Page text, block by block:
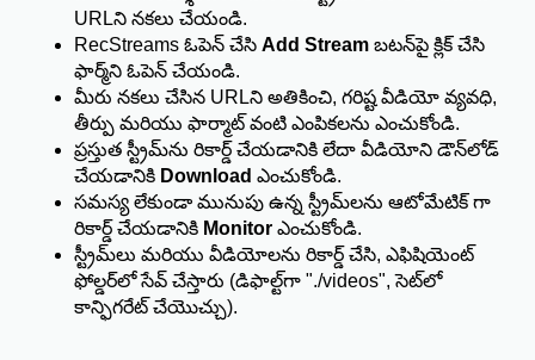
URLని నకలు చేయండి.
RecStreams ఓపెన్ చేసిAdd Stream బటన్‌పై క్లిక్ చేసి
ఫార్మ్‌ని ఓపెన్ చేయండి.
మీరు నకలు చేసిన URLని అతికించి, గరిష్ట వీడియో వ్యవధి,
తీర్పు మరియు ఫార్మాట్ వంటి ఎంపికలను ఎంచుకోండి.
ప్రస్తుత స్ట్రీమ్‌ను రికార్డ్ చేయడానికి లేదా వీడియోని డౌన్‌లోడ్
చేయడానికి Download ఎంచుకోండి.
సమస్య లేకుండా మునుపు ఉన్న స్ట్రీమ్‌లను ఆటోమేటిక్ గా
రికార్డ్ చేయడానికి Monitor ఎంచుకోండి.
స్ట్రీమ్‌లు మరియు వీడియోలను రికార్డ్ చేసి, ఎఫిషియెంట్
ఫోల్డర్‌లో సేవ్ చేస్తారు (డిఫాల్ట్‌గా "./videos", సెట్‌లో
కాన్ఫిగరేట్ చేయొచ్చు).